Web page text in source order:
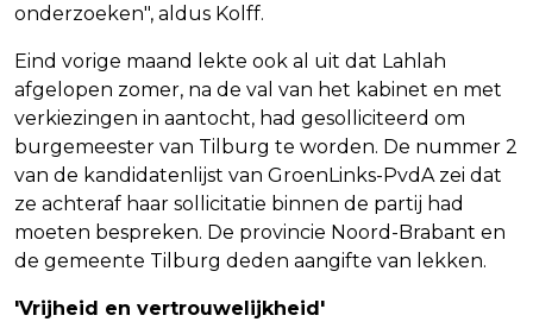
onderzoeken", aldus Kolff.
Eind vorige maand lekte ook al uit dat Lahlah
afgelopen zomer, na de val van het kabinet en met
verkiezingen in aantocht, had gesolliciteerd om
burgemeester van Tilburg te worden. De nummer 2
van de kandidatenlijst van GroenLinks-PvdA zei dat
ze achteraf haar sollicitatie binnen de partij had
moeten bespreken. De provincie Noord-Brabant en
de gemeente Tilburg deden aangifte van lekken.
'Vrijheid en vertrouwelijkheid'